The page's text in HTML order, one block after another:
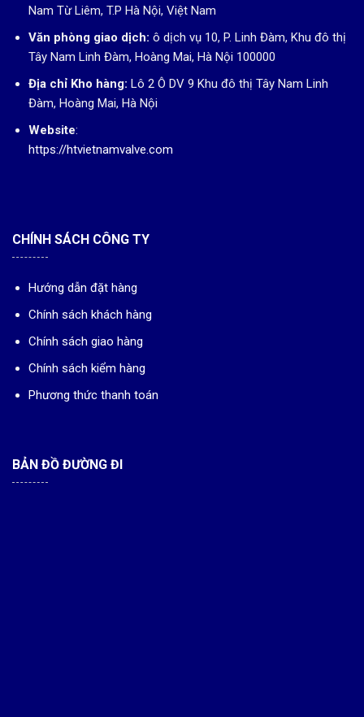
Nam Từ Liêm, T.P Hà Nội, Việt Nam
Văn phòng giao dịch: ô dịch vụ 10, P. Linh Đàm, Khu đô thị
Tây Nam Linh Đàm, Hoàng Mai, Hà Nội 100000
Địa chỉ Kho hàng: Lô 2 Ô DV 9 Khu đô thị Tây Nam Linh
Đàm, Hoàng Mai, Hà Nội
Website:
https://htvietnamvalve.com
CHÍNH SÁCH CÔNG TY
Hướng dẫn đặt hàng
Chính sách khách hàng
Chính sách giao hàng
Chính sách kiểm hàng
Phương thức thanh toán
BẢN ĐỒ ĐƯỜNG ĐI